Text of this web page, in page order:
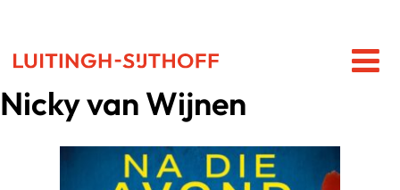
Nicky van Wijnen